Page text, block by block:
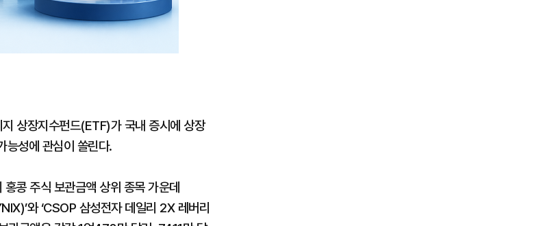
상장지수펀드(ETF)가 국내 증시에 상장
능성에 관심이 쏠린다.
콩 주식 보관금액 상위 종목 가운데
와 ‘CSOP 삼성전자 데일리 2X 레버리